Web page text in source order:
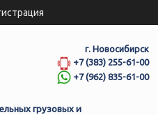
г. Новосибирск
+7 (383) 255-61-00
+7 (962) 835-61-00
грузовых и